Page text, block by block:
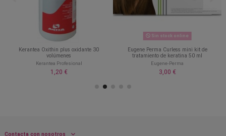
Kerantea Oxithin plus oxidante 30
volúmenes
Kerantea Profesional
1,20 €
Sin stock online
Eugene Perma Curless mini kit de
tratamiento de keratina 50 ml
Eugene-Perma
3,00 €
Contacta con nosotros